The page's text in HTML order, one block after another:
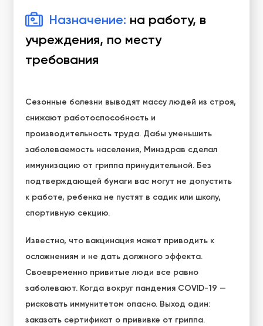
Назначение: на работу, в
учреждения, по месту
требования
Сезонные болезни выводят массу людей из строя,
снижают работоспособность и
производительность труда. Дабы уменьшить
заболеваемость населения, Минздрав сделал
иммунизацию от гриппа принудительной. Без
подтверждающей бумаги вас могут не допустить
к работе, ребенка не пустят в садик или школу,
спортивную секцию.
Известно, что вакцинация может приводить к
осложнениям и не дать должного эффекта.
Своевременно привитые люди все равно
заболевают. Когда вокруг пандемия COVID-19 —
рисковать иммунитетом опасно. Выход один:
заказать сертификат о прививке от гриппа.